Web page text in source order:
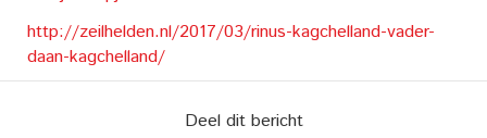
http://zeilhelden.nl/2017/03/rinus-kagchelland-vader-
daan-kagchelland/
Deel dit bericht